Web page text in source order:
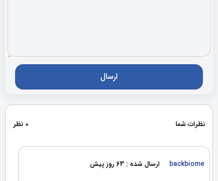
نظرات شما 0 نظر
backbiome ارسال شده : 63 روز پیش